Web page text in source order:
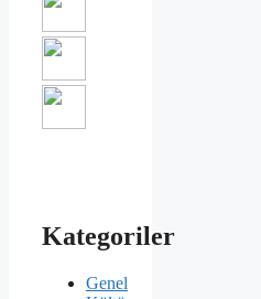
Kategoriler
Genel